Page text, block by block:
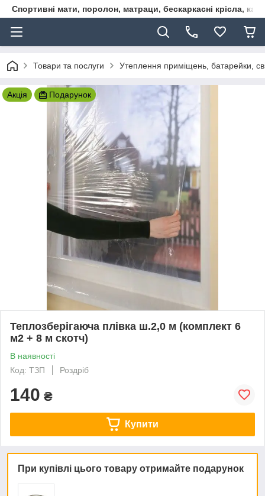
Спортивні мати, поролон, матраци, бескаркасні крісла,
Товари та послуги Утеплення приміщень, батарейки,
Акція Подарунок
Теплозберігаюча плівка ш.2,0 м (комплект 6
м2 + 8 м скотч)
В наявності
Код: ТЗП
Роздріб
140 ₴
Купити
При купівлі цього товару отримайте подарунок